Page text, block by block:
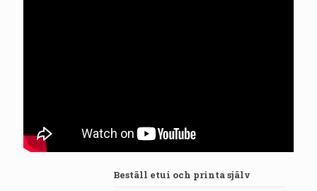
Beställ etui och printa själv